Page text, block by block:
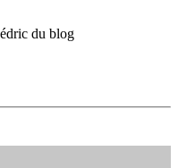
du blog